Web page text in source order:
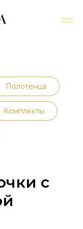
Полотенца
Комплекты
с